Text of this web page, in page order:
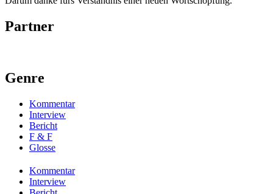
Partner
Genre
Kommentar
Interview
Bericht
F & F
Glosse
Kommentar
Interview